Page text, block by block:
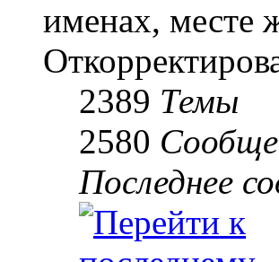
именах, месте
2389 Темы
2580
Последнее